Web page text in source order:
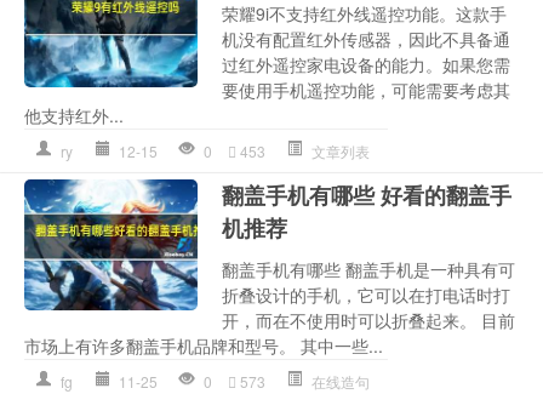
荣耀9i不支持红外线遥控功能。这款手
机没有配置红外传感器，因此不具备通
过红外遥控家电设备的能力。如果您需
要使用手机遥控功能，可能需要考虑其
他支持红外...
ry 12-15 0 453 文章列表
翻盖手机有哪些 好看的翻盖手
机推荐
翻盖手机有哪些 翻盖手机是一种具有可
折叠设计的手机，它可以在打电话时打
开，而在不使用时可以折叠起来。 目前
市场上有许多翻盖手机品牌和型号。 其中一些...
fg 11-25 0 573 在线造句